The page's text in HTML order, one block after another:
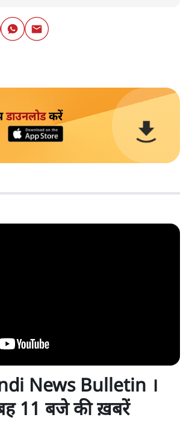
डाउनलोडकरें
News Bulletin ।
11 बजे की ख़बरें